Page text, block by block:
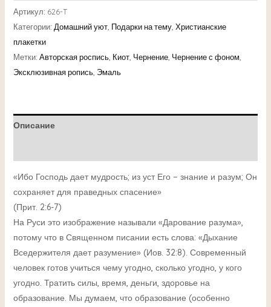
Артикул: 626-T
Категории: Домашний уют, Подарки на тему, Христианские
плакетки
Метки: Авторская роспись, Киот, Чернение, Чернение с фоном
Эксклюзивная ропись, Эмаль
Описание
«Ибо Господь дает мудрость; из уст Его − знание и разум; Он
сохраняет для праведных спасение»
(Прит. 2:6-7)
На Руси это изображение называли «Дарование разума»,
потому что в Священном писании есть слова: «Дыхание
Вседержителя дает разумение» (Иов. 32:8). Современный
человек готов учиться чему угодно, сколько угодно, у кого
угодно. Тратить силы, время, деньги, здоровье на
образование. Мы думаем, что образование (особенно